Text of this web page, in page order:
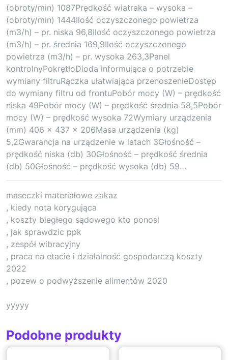
(obroty/min) 1087Prędkość wiatraka – wysoka –
(obroty/min) 1444Ilość oczyszczonego powietrza
(m3/h) – pr. niska 96,8Ilość oczyszczonego powietrza
(m3/h) – pr. średnia 169,9Ilość oczyszczonego
powietrza (m3/h) – pr. wysoka 263,3Panel
kontrolnyPokrętłoDioda informująca o potrzebie
wymiany filtruRączka ułatwiająca przenoszenieDostęp
do wymiany filtru od frontuPobór mocy (W) – prędkość
niska 49Pobór mocy (W) – prędkość średnia 58,5Pobór
mocy (W) – prędkość wysoka 72Wymiary urządzenia
(mm) 406 x 437 x 206Masa urządzenia (kg)
5,2Gwarancja na urządzenie w latach 3Głośność –
prędkość niska (db) 30Głośność – prędkość średnia
(db) 50Głośność – prędkość wysoka (db) 59…
maseczki materiałowe zakaz
, kiedy nota korygująca
, koszty biegłego sądowego kto ponosi
, jak sprawdzic ppk
, zespół wibracyjny
, praca na etacie i działalność gospodarczą koszty
2022
, pozew o podwyższenie alimentów 2020
yyyyy
Podobne produkty